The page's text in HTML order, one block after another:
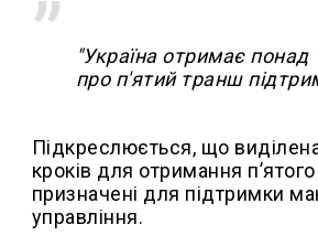
"Україна отримає
про п'ятий транш
Підкреслюється, що
кроків для отримання
призначені для підтримки
управління.